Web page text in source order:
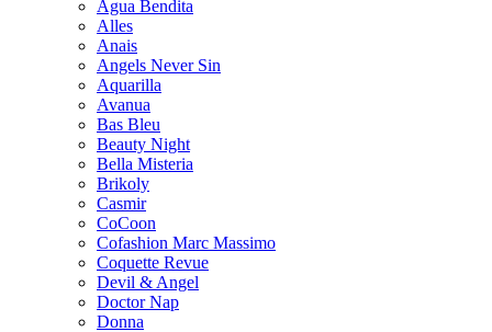
Agua Bendita
Alles
Anais
Angels Never Sin
Aquarilla
Avanua
Bas Bleu
Beauty Night
Bella Misteria
Brikoly
Casmir
CoCoon
Cofashion Marc Massimo
Coquette Revue
Devil & Angel
Doctor Nap
Donna